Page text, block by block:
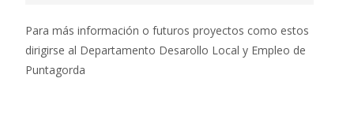
Para más información o futuros proyectos como estos
dirigirse al Departamento Desarollo Local y Empleo de
Puntagorda